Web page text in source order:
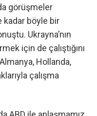
görüşmeler
böyle bir
Ukrayna’nın
için de çalıştığını
Hollanda,
çalışma